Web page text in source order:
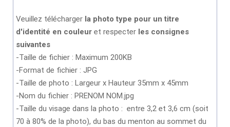
Veuillez télécharger la photo type pour un titre
d'identité en couleur et respecter les consignes
suivantes
-Taille de fichier : Maximum 200KB
-Format de fichier : JPG
-Taille de photo : Largeur x Hauteur 35mm x 45mm
-Nom du fichier : PRENOM NOM.jpg
-Taille du visage dans la photo : entre 3,2 et 3,6 cm (soit
70 à 80% de la photo), du bas du menton au sommet du